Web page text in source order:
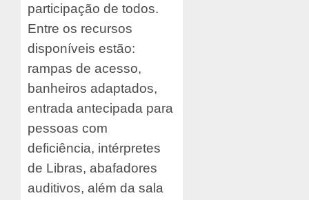
participação de todos.
Entre os recursos
disponíveis estão:
rampas de acesso,
banheiros adaptados,
entrada antecipada para
pessoas com
deficiência, intérpretes
de Libras, abafadores
auditivos, além da sala